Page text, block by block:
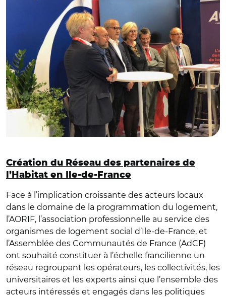
Création du Réseau des partenaires de
l’Habitat en Ile-de-France
Face à l’implication croissante des acteurs locaux
dans le domaine de la programmation du logement,
l’AORIF, l’association professionnelle au service des
organismes de logement social d’Ile-de-France, et
l’Assemblée des Communautés de France (AdCF)
ont souhaité constituer à l’échelle francilienne un
réseau regroupant les opérateurs, les collectivités, les
universitaires et les experts ainsi que l’ensemble des
acteurs intéressés et engagés dans les politiques